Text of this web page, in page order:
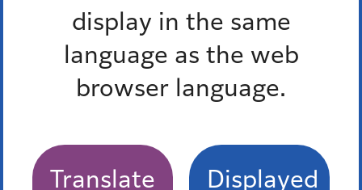
display in the same
language as the web
browser language.
Translate Displayed
スポーツ施設
学校施設開放
もっとみる